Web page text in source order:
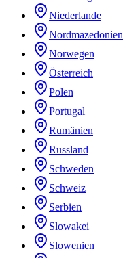
Niederlande
Nordmazedonien
Norwegen
Österreich
Polen
Portugal
Rumänien
Russland
Schweden
Schweiz
Serbien
Slowakei
Slowenien